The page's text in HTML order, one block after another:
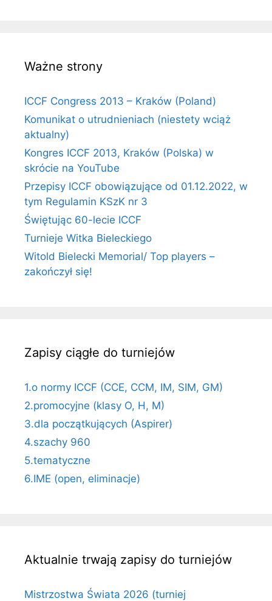
Ważne strony
ICCF Congress 2013 – Kraków (Poland)
Komunikat o utrudnieniach (niestety wciąż
aktualny)
Kongres ICCF 2013, Kraków (Polska) w
skrócie na YouTube
Przepisy ICCF obowiązujące od 01.12.2022, w
tym Regulamin KSzK nr 3
Świętując 60-lecie ICCF
Turnieje Witka Bieleckiego
Witold Bielecki Memorial/ Top players –
zakończył się!
Zapisy ciągłe do turniejów
1.o normy ICCF (CCE, CCM, IM, SIM, GM)
2.promocyjne (klasy O, H, M)
3.dla początkujących (Aspirer)
4.szachy 960
5.tematyczne
6.IME (open, eliminacje)
Aktualnie trwają zapisy do turniejów
Mistrzostwa Świata 2026 (turniej